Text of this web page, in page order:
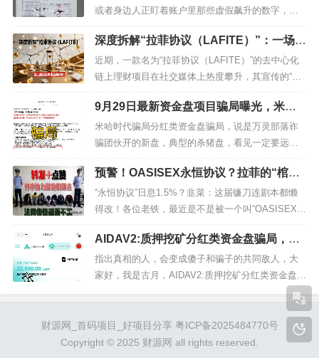
计连个正经充电桩都没见过，就敢在PPT上画饼。
看看他们吹的收益，日化1%到...
或者身边人正盯着账户里那些虚假飙升的数字，以
为找到了财富自由的捷径，我劝你赶紧摸摸自己的
钱包——它可能比脸还干净！😠🔥 一、骗局本质：
假冒上市公司伪造背景这个“香港维尔利健康科技集
团”听起来高大上，实则是个彻头彻尾的空壳公司！
去年7月在香港注册，10月...
深度拆解“拉菲协议（LAFITE）”：一场包
装精美的链上庞氏骗局，崩盘进入倒计时
近期，一款名为“拉菲协议（LAFITE）”的去中心化
链上理财项目在社交媒体上热度攀升，其宣传的“日
收益1.2%、月收益41%、年收益7686%”的高额回
报，吸引了不少投资者目光。但结合项目机制、历
史案例及行业规律分析，这实则是一场精心设计的
链上庞氏骗局，当前已进入最危险的运行阶段，随
时可能崩盘，投资...
9月29日最新资金盘项目骗局曝光，米哈
时代随时可能卷钱跑路！
米哈时代骗局分红类资金盘骗局，说是万灵部落诈
骗团伙开的新盘，典型的杀猪盘，看见一定要远
离！德信资本（VT交易所）合约跟单类资金盘骗
局，之前鑫慷嘉骗局的平移重启盘，大量单割会
员，马上崩盘跑路！极光交易所骗局跟单类资金盘
骗局，典型的一轮圈杀猪盘，看见一定要远离！熊
猫交易所骗局跟单类资金盘骗局，典型的一轮...
预警！OASISEX永恒协议？拉菲的“棺材
板”都快压不住了！
“永恒协议”日息1.5%？韭菜：这届镰刀连剧本都懒
得改！各位老铁，最近是不是被一个叫“OASISEX永
恒协议”的项目刷屏了？宣传语骚到飞起——“拉菲协
议升级版”、“三重封印”、“双代币永动机”……我点开
白皮书一看，好家伙，这哪儿是升级版，分明是“拉
菲跑路加速版”啊！（战术后仰）一、牌照造假？香
AIDAV2:质押挖矿分红类资金盘骗局，会
员20万，泡沫已经很大，大团队已经撤
离，马上要崩盘跑路了…
指出真相的人，会变成傻子和骗子的共同敌人，大
家好，我是古月，AIDAV2:质押挖矿分红类资金盘骗
局，会员20万，泡沫已经很大，大团队已经撤离，
马上要崩盘跑路了…其背后隐藏的是一个精心设计
的柬埔寨"杀猪盘"诈骗网络。调查发现，此诈骗团伙
还专门注册了一套所谓的商标来专门投诉反诈文
财源网_首码项目_好项目分享 粤ICP备2025484770号
Copyright © 2025 财源网 all rights reserved.